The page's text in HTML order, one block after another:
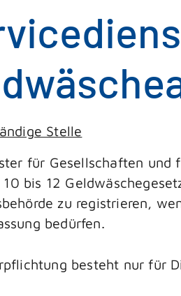
Stelle
für Gesellschaften und
bis 12
zu registrieren,
bedürfen.
besteht nur für